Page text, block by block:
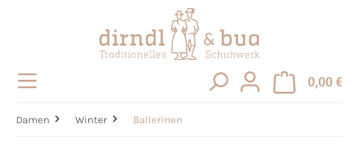
0,00 €
Damen Winter Ballerinen